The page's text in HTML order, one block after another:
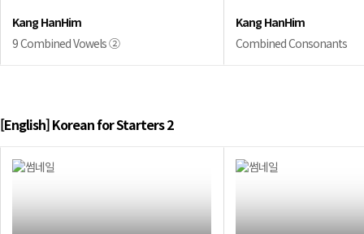
Kang HanHim
9 Combined Vowels ②
Kang HanHim
Combined Consonants
[English] Korean for Starters 2